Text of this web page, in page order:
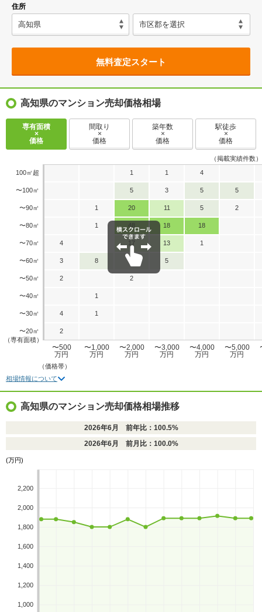
住所
無料査定スタート
高知県のマンション売却価格相場
専有面積
×
価格
間取り
×
価格
築年数
×
価格
駅徒歩
×
価格
（掲載実績件数）
100㎡超
〜100㎡
〜90㎡
〜80㎡
〜70㎡
〜60㎡
〜50㎡
〜40㎡
〜30㎡
〜20㎡
（専有面積）
1 1 4
5 3 5 5
1 20 11 5 2
1 48 18 18
4 17 13 1
3 8 5
2 2
1
4 1
2
〜500
万円
〜1,000
万円
〜2,000
万円
〜3,000
万円
〜4,000
万円
〜5,000
万円
（価格帯）
相場情報について
高知県のマンション売却価格相場推移
2026年6月 前年比：100.5%
2026年6月 前月比：100.0%
(万円)
2,200
2,000
1,800
1,600
1,400
1,200
1,000